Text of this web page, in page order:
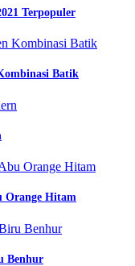
Terpopuler
Batik
Orange Hitam
Benhur